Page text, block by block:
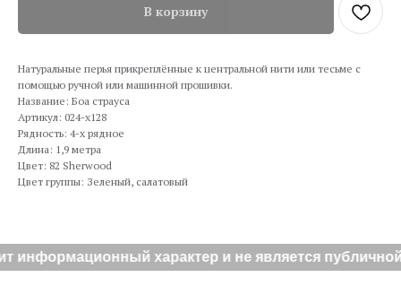
В корзину
Натуральные перья прикреплённые к центральной нити или тесьме с
помощью ручной или машинной прошивки.
Название: Боа страуса
Артикул: 024-х128
Рядность: 4-х рядное
Длина: 1,9 метра
Цвет: 82 Sherwood
Цвет группы: Зеленый, салатовый
информационный характер и не является